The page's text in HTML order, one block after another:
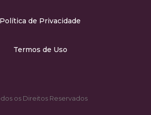
Política de Privacidade
Termos de Uso
os Direitos Reservados